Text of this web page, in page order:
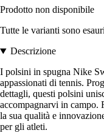
Prodotto non disponibile
Tutte le varianti sono
Descrizione
I polsini in spugna Nike
appassionati di tennis.
dettagli, questi polsini
accompagnarvi in campo.
la sua qualità e
per gli atleti.